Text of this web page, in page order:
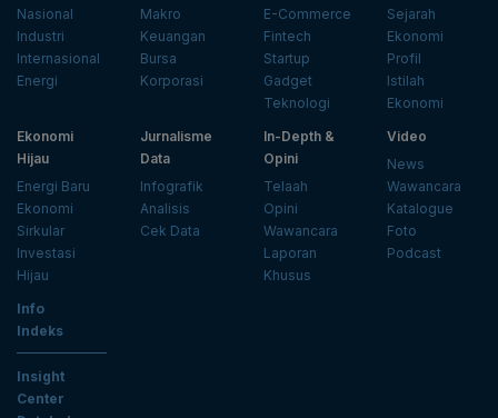
Nasional
Industri
Internasional
Energi
Makro
Keuangan
Bursa
Korporasi
E-Commerce
Fintech
Startup
Gadget
Teknologi
Sejarah
Ekonomi
Profil
Istilah
Ekonomi
Ekonomi
Hijau
Energi Baru
Ekonomi
Sirkular
Investasi
Hijau
Jurnalisme
Data
Infografik
Analisis
Cek Data
In-Depth &
Opini
Telaah
Opini
Wawancara
Laporan
Khusus
Video
News
Wawancara
Katalogue
Foto
Podcast
Info
Indeks
Insight
Center